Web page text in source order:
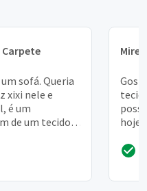
Carpete
sofá. Queria
xixi nele e
é um
de um tecido
hoje